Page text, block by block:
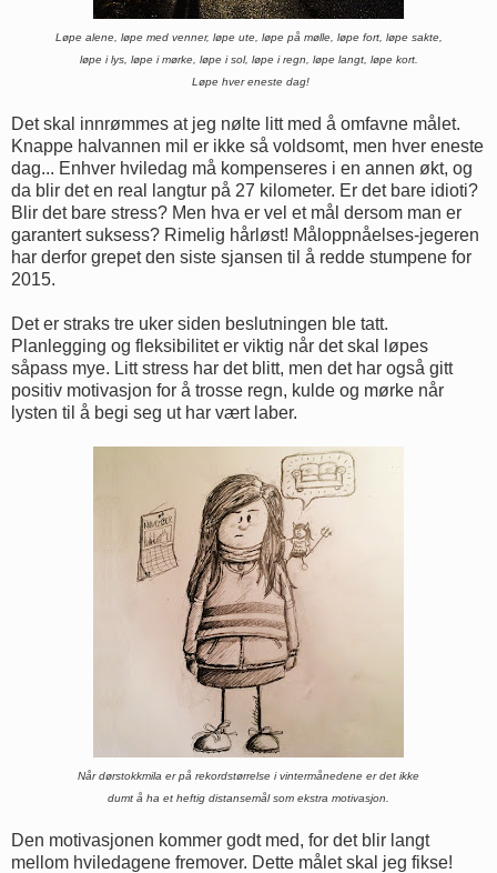
Løpe alene, løpe med venner, løpe ute, løpe på mølle, løpe fort, løpe sakte,
løpe i lys, løpe i mørke, løpe i sol, løpe i regn, løpe langt, løpe kort.
Løpe hver eneste dag!
Det skal innrømmes at jeg nølte litt med å omfavne målet.
Knappe halvannen mil er ikke så voldsomt, men hver eneste
dag... Enhver hviledag må kompenseres i en annen økt, og
da blir det en real langtur på 27 kilometer. Er det bare idioti?
Blir det bare stress? Men hva er vel et mål dersom man er
garantert suksess? Rimelig hårløst! Måloppnåelses-jegeren
har derfor grepet den siste sjansen til å redde stumpene for
2015.
Det er straks tre uker siden beslutningen ble tatt.
Planlegging og fleksibilitet er viktig når det skal løpes
såpass mye. Litt stress har det blitt, men det har også gitt
positiv motivasjon for å trosse regn, kulde og mørke når
lysten til å begi seg ut har vært laber.
Når dørstokkmila er på rekordstørrelse i vintermånedene er det ikke
dumt å ha et heftig distansemål som ekstra motivasjon.
Den motivasjonen kommer godt med, for det blir langt
mellom hviledagene fremover. Dette målet skal jeg fikse!